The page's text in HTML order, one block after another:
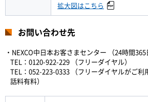
拡大図はこちら
お問い合わせ先
・NEXCO中日本お客さまセンター （24時間365
TEL：0120-922-229 （フリーダイヤル）
TEL：052-223-0333 （フリーダイヤルがご利
話料有料）